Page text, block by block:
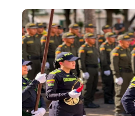
presidencial. La norma
escombros, mudanzas y
además el uso de drones
gubernamentales.